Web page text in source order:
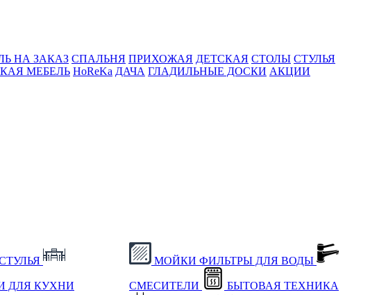
НА ЗАКАЗ СПАЛЬНЯ ПРИХОЖАЯ ДЕТСКАЯ СТОЛЫ СТУЛЬЯ
МЕБЕЛЬ HoReKa ДАЧА ГЛАДИЛЬНЫЕ ДОСКИ АКЦИИ
ДЛЯ КУХНИ
МОЙКИ ФИЛЬТРЫ ДЛЯ ВОДЫ
СМЕСИТЕЛИ БЫТОВАЯ ТЕХНИКА